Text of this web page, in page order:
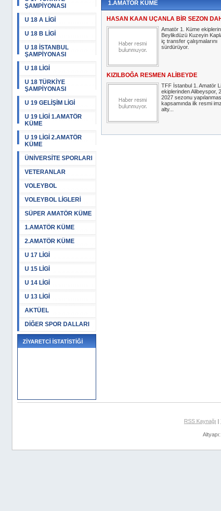
ŞAMPİYONASI
U 18 A LİGİ
U 18 B LİGİ
U 18 İSTANBUL
ŞAMPİYONASI
U 18 LİGİ
U 18 TÜRKİYE
ŞAMPİYONASI
U 19 GELİŞİM LİGİ
U 19 LİGİ 1.AMATÖR
KÜME
U 19 LİGİ 2.AMATÖR
KÜME
ÜNİVERSİTE SPORLARI
VETERANLAR
VOLEYBOL
VOLEYBOL LİGLERİ
SÜPER AMATÖR KÜME
1.AMATÖR KÜME
2.AMATÖR KÜME
U 17 LİGİ
U 15 LİGİ
U 14 LİGİ
U 13 LİGİ
AKTÜEL
DİĞER SPOR DALLARI
ZİYARETCİ İSTATİSTİĞİ
1.AMATÖR KÜME
HASAN KAAN UÇANLA BİR SEZON
Amatör 1. Küme
Beylikdüzü Kuzeyin
iç transfer çalışmalarını
sürdürüyor.
KIZILBOĞA RESMEN ALİBEYDE
TFF İstanbul 1. Amatör
ekiplerinden Alibeyspor,
2027 sezonu
kapsamında ilk resmi
alty...
RSS Kaynağı |